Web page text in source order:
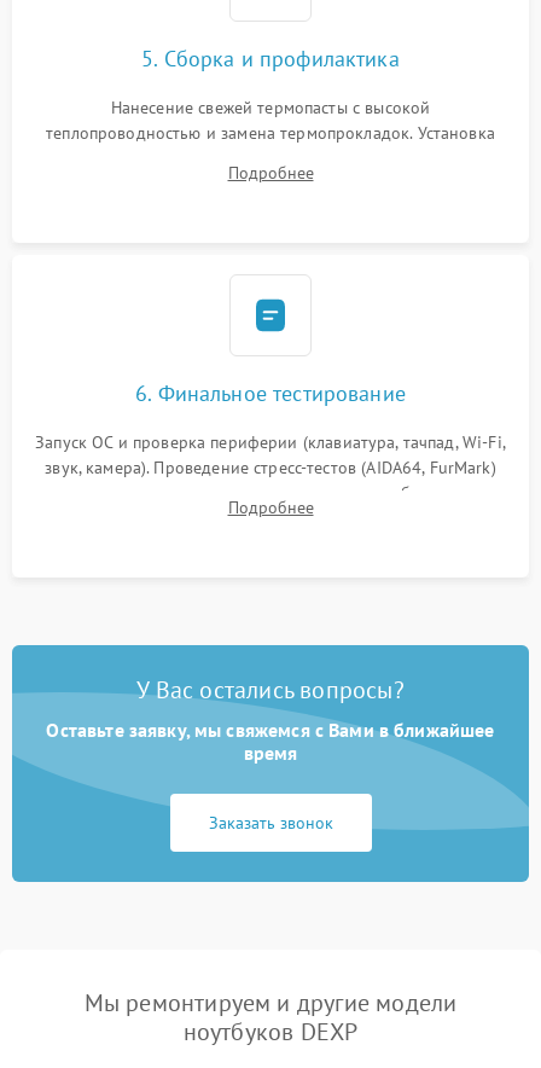
5. Сборка и профилактика
Нанесение свежей термопасты с высокой
теплопроводностью и замена термопрокладок. Установка
шлейфов, модулей памяти и накопителей. Предварительная
Подробнее
6. Финальное тестирование
Запуск ОС и проверка периферии (клавиатура, тачпад, Wi-Fi,
звук, камера). Проведение стресс-тестов (AIDA64, FurMark)
для контроля температурного режима и стабильности
системы под пиковой нагрузкой.
Подробнее
У Вас остались вопросы?
Оставьте заявку, мы свяжемся с Вами в ближайшее
время
Заказать звонок
Мы ремонтируем и другие модели
ноутбуков DEXP